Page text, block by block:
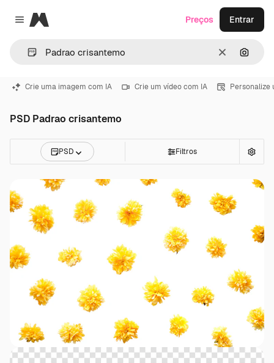
Close menu
Magnific
Limpar
Preços Entrar
Crie uma imagem com IA Crie um vídeo com IA Personalize
PSD Padrao crisantemo
PSD Filtros